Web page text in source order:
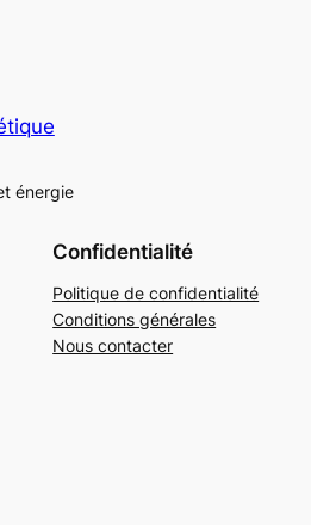
énergie
Confidentialité
Politique de confidentialité
Conditions générales
Nous contacter